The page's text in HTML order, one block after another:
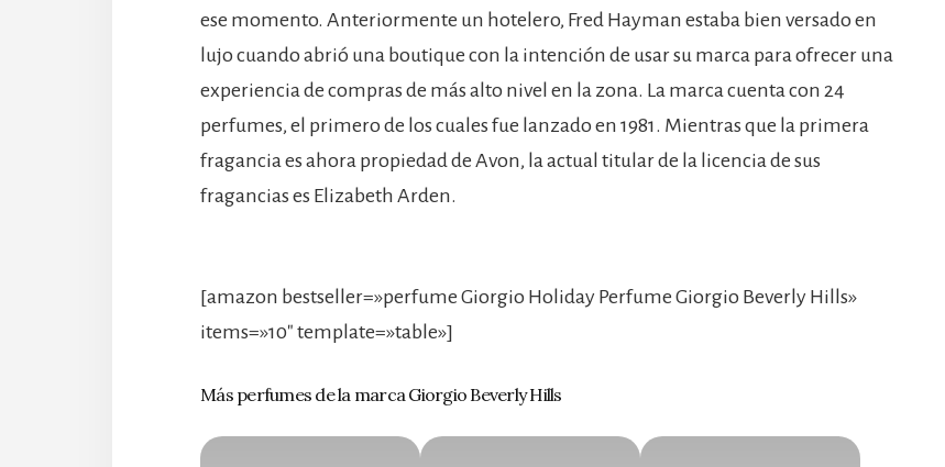
ese momento. Anteriormente un hotelero, Fred Hayman estaba bien versado en
lujo cuando abrió una boutique con la intención de usar su marca para ofrecer una
experiencia de compras de más alto nivel en la zona. La marca cuenta con 24
perfumes, el primero de los cuales fue lanzado en 1981. Mientras que la primera
fragancia es ahora propiedad de Avon, la actual titular de la licencia de sus
fragancias es Elizabeth Arden.
[amazon bestseller=»perfume Giorgio Holiday Perfume Giorgio Beverly Hills»
items=»10″ template=»table»]
Más perfumes de la marca Giorgio Beverly Hills